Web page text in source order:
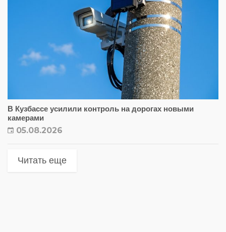
В Кузбассе усилили контроль на дорогах новыми
камерами
05.08.2026
Читать еще